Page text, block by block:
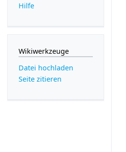
Hilfe
Wikiwerkzeuge
Datei hochladen
Seite zitieren